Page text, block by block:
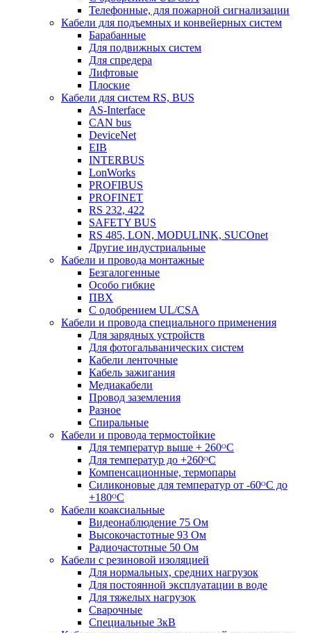
Телефонные, для пожарной сигнализации
Кабели для подъемных и конвейерных систем
Барабанные
Для подвижных систем
Для спредера
Лифтовые
Плоские
Кабели для систем RS, BUS
AS-Interface
CAN bus
DeviceNet
EIB
INTERBUS
LonWorks
PROFIBUS
PROFINET
RS 232, 422
SAFETY BUS
RS 485, LON, MODULINK, SUCOnet
Другие индустриальные
Кабели и провода монтажные
Безгалогенные
Особо гибкие
ПВХ
С одобрением UL/CSA
Кабели и провода специального применения
Для зарядных устройств
Для фотогальванических систем
Кабели ленточные
Кабель зажигания
Медиакабели
Провод заземления
Разное
Спиральные
Кабели и провода термостойкие
Для температур выше + 260ᴼС
Для температур до +260ᴼС
Компенсационные, термопары
Силиконовые для температур от -60ᴼC до
+180ᴼС
Кабели коаксиальные
Видеонаблюдение 75 Ом
Высокочастотные 93 Ом
Радиочастотные 50 Ом
Кабели с резиновой изоляцией
Для нормальных, средних нагрузок
Для постоянной эксплуатации в воде
Для тяжелых нагрузок
Сварочные
Специальные 3кВ